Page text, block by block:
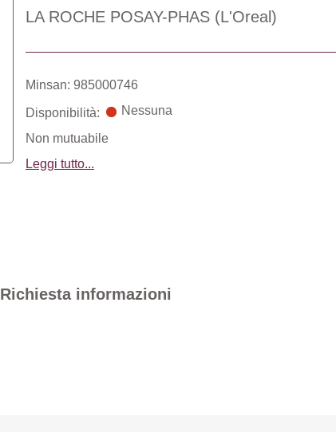
LA ROCHE POSAY-PHAS (L'Oreal)
Minsan: 985000746
Disponibilità: Nessuna
Non mutuabile
Leggi tutto...
Richiesta informazioni